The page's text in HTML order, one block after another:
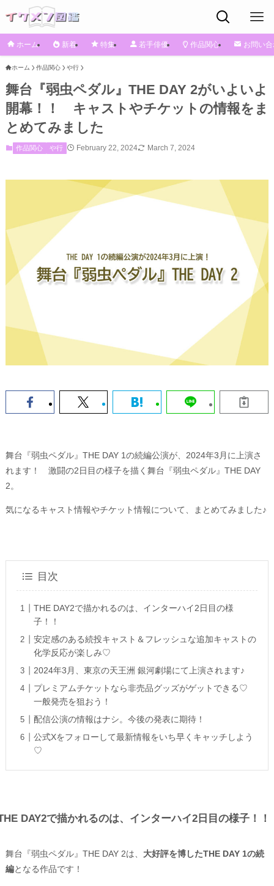
ホーム 新着 特集 若手俳優 作品関心 お問い
ホーム 作品関心 や行
舞台『弱虫ペダル』THE DAY 2がいよいよ
開幕！！ キャストやチケットの情報をま
とめてみました
作品関心 や行 February 22, 2024 March 7, 2024
舞台『弱虫ペダル』THE DAY 1の続編公演が、2024年3月に上演さ
れます！ 激闘の2日目の様子を描く舞台『弱虫ペダル』THE DAY
2。
気になるキャスト情報やチケット情報について、まとめてみました♪
目次
THE DAY2で描かれるのは、インターハイ2日目の様
子！！
安定感のある続投キャスト＆フレッシュな追加キャストの
化学反応が楽しみ♡
2024年3月、東京の天王洲 銀河劇場にて上演されます♪
プレミアムチケットなら非売品グッズがゲットできる♡
一般発売を狙おう！
配信公演の情報はナシ。今後の発表に期待！
公式Xをフォローして最新情報をいち早くキャッチしよう
♡
DAY2で描かれるのは、インターハイ2日目の様子！！
舞台『弱虫ペダル』THE DAY 2は、 大好評を博したTHE DAY 1の続
編となる作品です！